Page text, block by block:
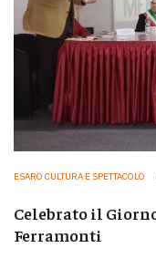
ESARO CULTURA E SPETTACOLO
Celebrato il
Ferramonti